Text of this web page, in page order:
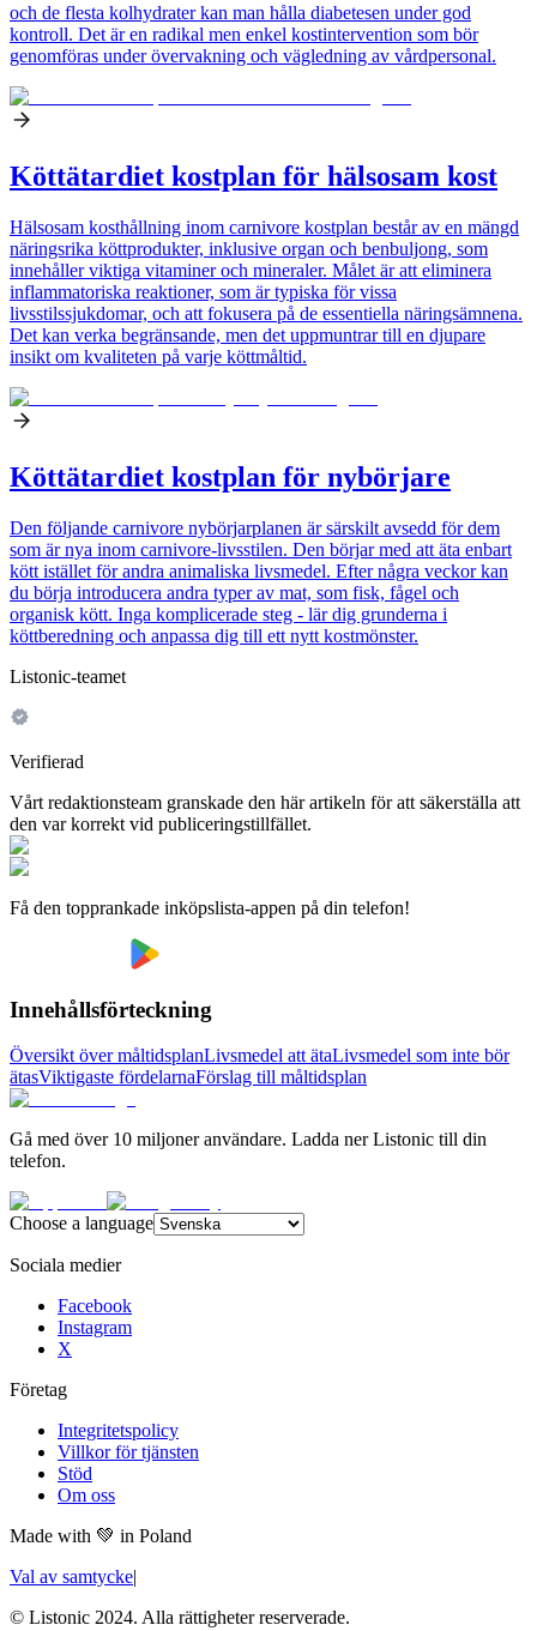
och de flesta kolhydrater kan man hålla diabetesen under god
kontroll. Det är en radikal men enkel kostintervention som bör
genomföras under övervakning och vägledning av vårdpersonal.
Köttätardiet kostplan för hälsosam kost
Hälsosam kosthållning inom carnivore kostplan består av en mängd
näringsrika köttprodukter, inklusive organ och benbuljong, som
innehåller viktiga vitaminer och mineraler. Målet är att eliminera
inflammatoriska reaktioner, som är typiska för vissa
livsstilssjukdomar, och att fokusera på de essentiella näringsämnena.
Det kan verka begränsande, men det uppmuntrar till en djupare
insikt om kvaliteten på varje köttmåltid.
Köttätardiet kostplan för nybörjare
Den följande carnivore nybörjarplanen är särskilt avsedd för dem
som är nya inom carnivore-livsstilen. Den börjar med att äta enbart
kött istället för andra animaliska livsmedel. Efter några veckor kan
du börja introducera andra typer av mat, som fisk, fågel och
organisk kött. Inga komplicerade steg - lär dig grunderna i
köttberedning och anpassa dig till ett nytt kostmönster.
Listonic-teamet
Verifierad
Vårt redaktionsteam granskade den här artikeln för att säkerställa att
den var korrekt vid publiceringstillfället.
Få den topprankade inköpslista-appen på din telefon!
Innehållsförteckning
Översikt över måltidsplanLivsmedel att ätaLivsmedel som inte bör
ätasViktigaste fördelarnaFörslag till måltidsplan
Gå med över 10 miljoner användare. Ladda ner Listonic till din
telefon.
Choose a language
Sociala medier
Facebook
Instagram
X
Företag
Integritetspolicy
Villkor för tjänsten
Stöd
Om oss
Made with 💚 in Poland
Val av samtycke|
© Listonic 2024. Alla rättigheter reserverade.